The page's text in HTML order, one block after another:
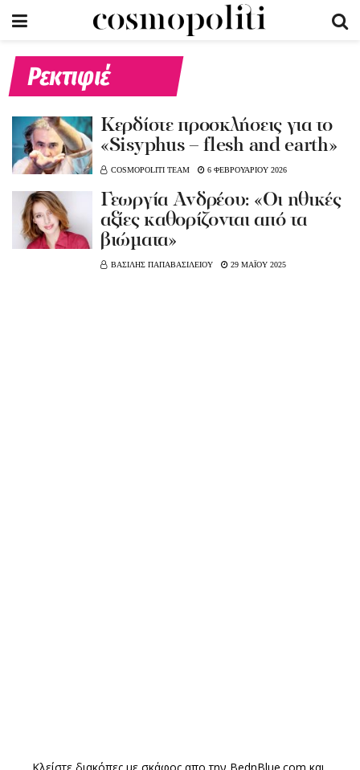
Ρεκτιφιέ
Κερδίστε προσκλήσεις για το
«Sisyphus – flesh and earth»
COSMOPOLITI TEAM 6 ΦΕΒΡΟΥΑΡΙΟΥ 2026
Γεωργία Ανδρέου: «Οι ηθικές
αξίες καθορίζονται από τα
βιώματα»
ΒΑΣΙΛΗΣ ΠΑΠΑΒΑΣΙΛΕΙΟΥ 29 ΜΑΪΟΥ 2025